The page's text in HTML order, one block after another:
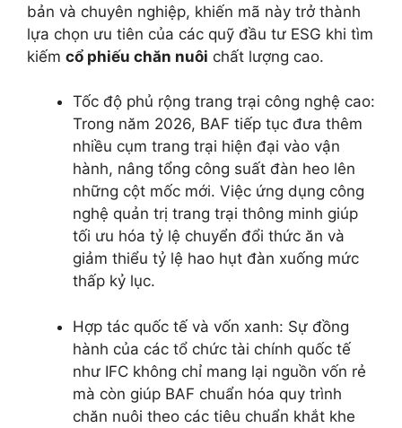
bản và chuyên nghiệp, khiến mã này trở thành
lựa chọn ưu tiên của các quỹ đầu tư ESG khi tìm
kiếm cổ phiếu chăn nuôi chất lượng cao.
Tốc độ phủ rộng trang trại công nghệ cao:
Trong năm 2026, BAF tiếp tục đưa thêm
nhiều cụm trang trại hiện đại vào vận
hành, nâng tổng công suất đàn heo lên
những cột mốc mới. Việc ứng dụng công
nghệ quản trị trang trại thông minh giúp
tối ưu hóa tỷ lệ chuyển đổi thức ăn và
giảm thiểu tỷ lệ hao hụt đàn xuống mức
thấp kỷ lục.
Hợp tác quốc tế và vốn xanh: Sự đồng
hành của các tổ chức tài chính quốc tế
như IFC không chỉ mang lại nguồn vốn rẻ
mà còn giúp BAF chuẩn hóa quy trình
chăn nuôi theo các tiêu chuẩn khắt khe